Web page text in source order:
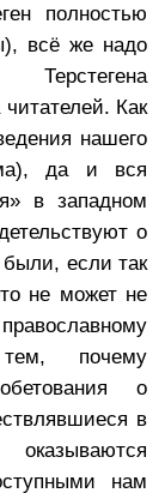
полностью
всё же надо
Как
нашего
да и вся
в западном
о
если так
не может не
почему
о
в
нам